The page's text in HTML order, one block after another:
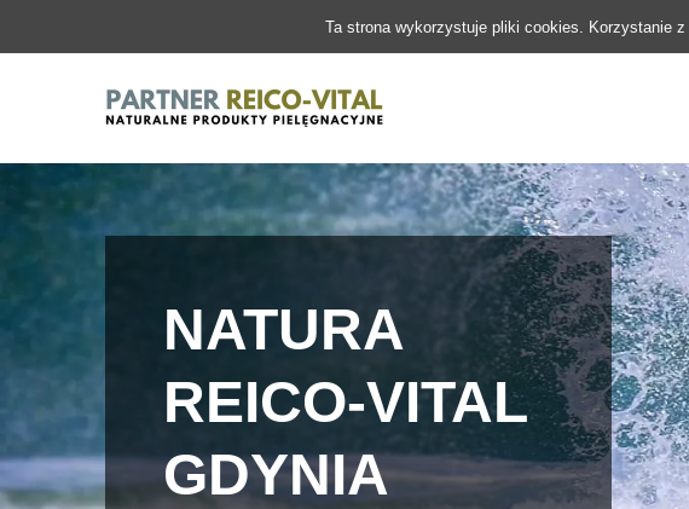
Ta strona wykorzystuje pliki cookies. Korzystanie
NATURA
REICO-VITAL
GDYNIA